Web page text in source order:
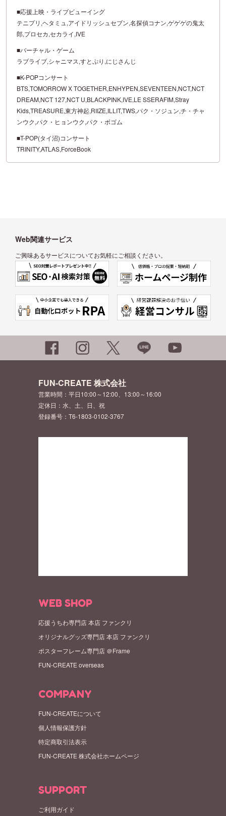
■応援上映・ライブビューイング
テニプリ,ヘタミュ,アイドリッシュセブン,名探偵コナン,ゲゲゲの鬼太
郎,プロセカ,セカライ,IVE
■バーチャル・ゲーム
ラブライブ,シャニマス,すとぷり,にじさんじ
■K-POPコンサート
BTS,TOMORROW X TOGETHER,ENHYPEN,SEVENTEEN,NCT,NCT
DREAM,NCT 127,NCT U,BLACKPINK,IVE,LE SSERAFIM,Stray
Kids,TREASURE,東方神起,RIIZE,ILLIT,TWS,パク・ソジュン,チ・チャ
ンウク,パク・ヒョンウク,パク・ボゴム
■T-POP(タイ沼)コンサート
TRINITY,ATLAS,ForceBook
Web関連サービス
ご興味あるサービスについてお気軽にご相談ください。
FUN-CREATE 株式会社
営業時間：平日10:00～12:00、13:00～16:00
定休日：水、土、日、祝
登録番号：T6-1803-0102-3767
WEB SHOP
応援うちわ専門店 本店 ファンクリ
オリジナルグッズ専門店 本店 ファンクリ
ポスターフレーム専門店 ＠Frame
FUN-CREATE overseas
COMPANY
FUN-CREATEについて
個人情報保護方針
特定商取引法表示
FUN-CREATE 株式会社ホームページ
SUPPORT
ご利用ガイド